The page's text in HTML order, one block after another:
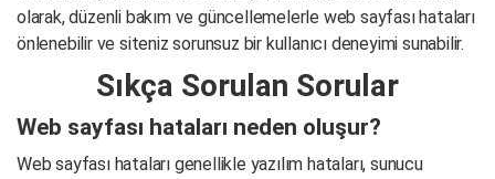
olarak, düzenli bakım ve güncellemelerle web sayfası hataları
önlenebilir ve siteniz sorunsuz bir kullanıcı deneyimi sunabilir.
Sıkça Sorulan Sorular
Web sayfası hataları neden oluşur?
Web sayfası hataları genellikle yazılım hataları, sunucu